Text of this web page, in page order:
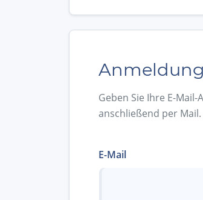
Anmeldung
Geben Sie Ihre E-
anschließend per Mail.
E-Mail